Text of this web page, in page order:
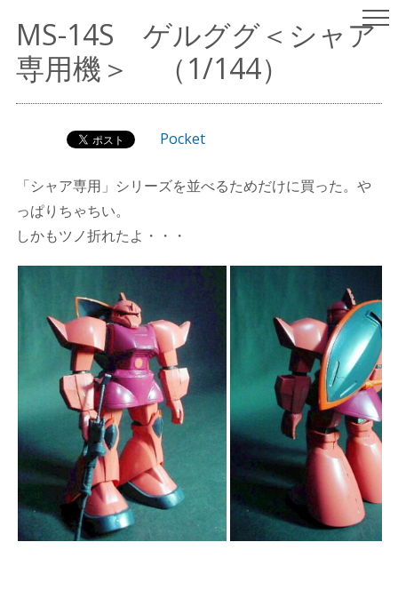
ヤスリはいらない
（since 2001.9.15）
パチ組みガンプラレビュー
MS-14S ゲルググ＜シャア
専用機＞ （1/144）
Pocket
「シャア専用」シリーズを並べるためだけに買った。や
っぱりちゃちい。
しかもツノ折れたよ・・・